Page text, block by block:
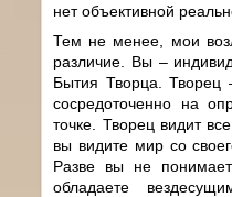
нет объективной
Тем не менее, мои
различие. Вы –
Бытия Творца. Творец
сосредоточенно на
точке. Творец видит
вы видите мир со
Разве вы не
обладаете